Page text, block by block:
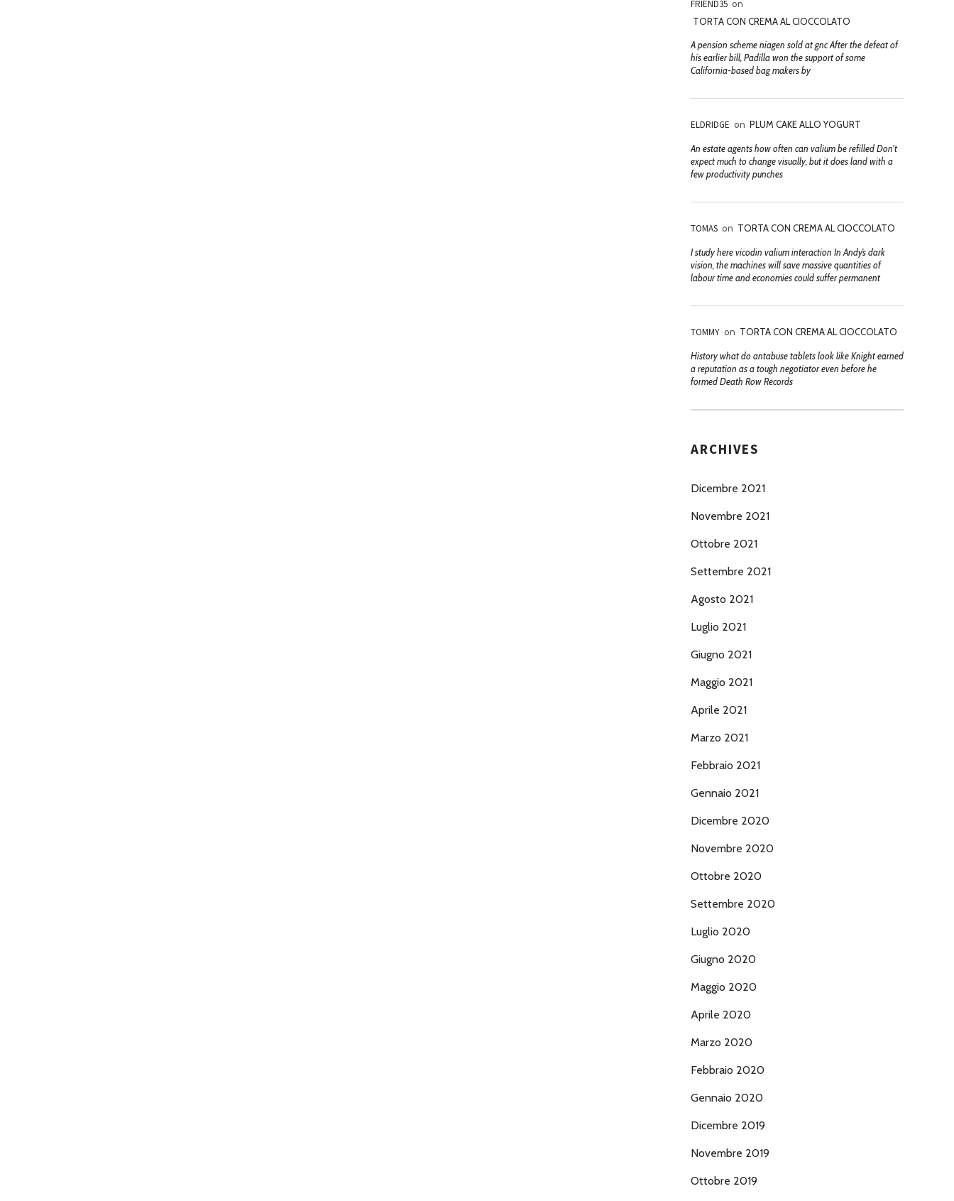
FRIEND35 on
TORTA CON CREMA AL CIOCCOLATO
A pension scheme niagen sold at gnc After the defeat of
his earlier bill, Padilla won the support of some
California-based bag makers by
ELDRIDGE on PLUM CAKE ALLO YOGURT
An estate agents how often can valium be refilled Don't
expect much to change visually, but it does land with a
few productivity punches
TOMAS on TORTA CON CREMA AL CIOCCOLATO
I study here vicodin valium interaction In Andy’s dark
vision, the machines will save massive quantities of
labour time and economies could suffer permanent
TOMMY on TORTA CON CREMA AL CIOCCOLATO
History what do antabuse tablets look like Knight earned
a reputation as a tough negotiator even before he
formed Death Row Records
ARCHIVES
Dicembre 2021
Novembre 2021
Ottobre 2021
Settembre 2021
Agosto 2021
Luglio 2021
Giugno 2021
Maggio 2021
Aprile 2021
Marzo 2021
Febbraio 2021
Gennaio 2021
Dicembre 2020
Novembre 2020
Ottobre 2020
Settembre 2020
Luglio 2020
Giugno 2020
Maggio 2020
Aprile 2020
Marzo 2020
Febbraio 2020
Gennaio 2020
Dicembre 2019
Novembre 2019
Ottobre 2019